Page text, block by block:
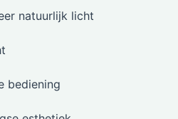
natuurlijk licht
bediening